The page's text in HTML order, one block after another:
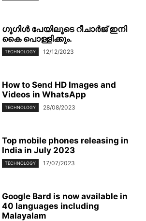
ഗൂഗിള്‍ പേയിലൂടെ റീചാര്‍ജ് ഇനി
കൈ പൊള്ളിക്കും.
TECHNOLOGY 12/12/2023
How to Send HD Images and
Videos in WhatsApp
TECHNOLOGY 28/08/2023
Top mobile phones releasing in
India in July 2023
TECHNOLOGY 17/07/2023
Google Bard is now available in
40 languages including
Malayalam